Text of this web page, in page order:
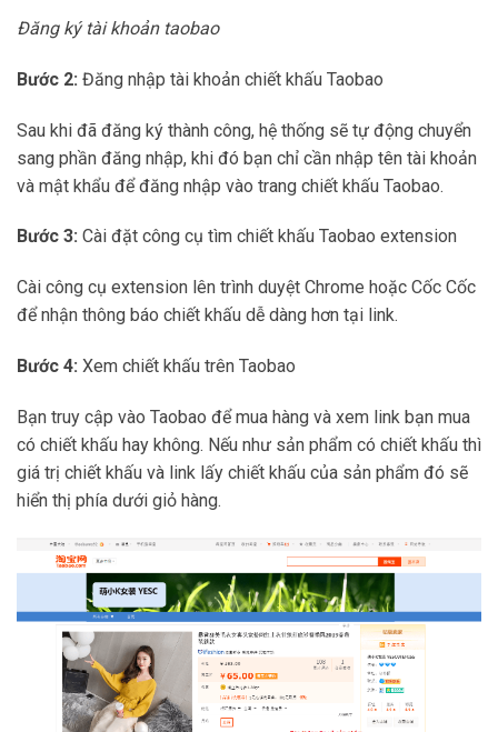
Đăng ký tài khoản taobao
Bước 2: Đăng nhập tài khoản chiết khấu Taobao
Sau khi đã đăng ký thành công, hệ thống sẽ tự động chuyển
sang phần đăng nhập, khi đó bạn chỉ cần nhập tên tài khoản
và mật khẩu để đăng nhập vào trang chiết khấu Taobao.
Bước 3: Cài đặt công cụ tìm chiết khấu Taobao extension
Cài công cụ extension lên trình duyệt Chrome hoặc Cốc Cốc
để nhận thông báo chiết khấu dễ dàng hơn tại link.
Bước 4: Xem chiết khấu trên Taobao
Bạn truy cập vào Taobao để mua hàng và xem link bạn mua
có chiết khấu hay không. Nếu như sản phẩm có chiết khấu thì
giá trị chiết khấu và link lấy chiết khấu của sản phẩm đó sẽ
hiển thị phía dưới giỏ hàng.